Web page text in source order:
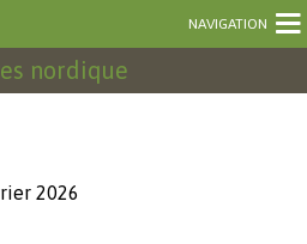
NAVIGATION
nordique
2026